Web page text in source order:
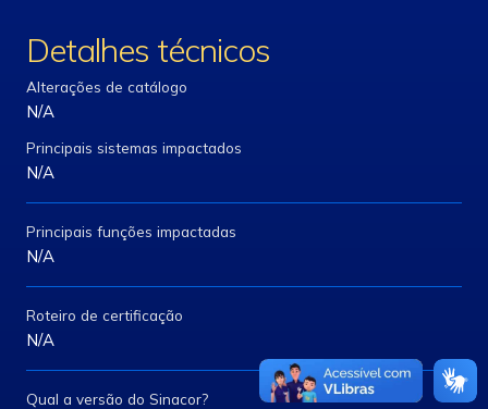
Detalhes técnicos
Alterações de catálogo
N/A
Principais sistemas impactados
N/A
Principais funções impactadas
N/A
Roteiro de certificação
N/A
Qual a versão do Sinacor?